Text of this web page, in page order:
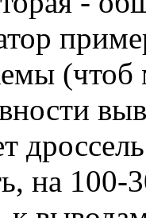
(чтоб
на 100-